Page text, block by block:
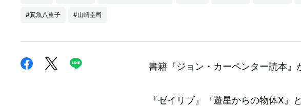
#真魚八重子 #山崎圭司
書籍『ジョン・カーペンター読本』
『ゼイリブ』『遊星からの物体X